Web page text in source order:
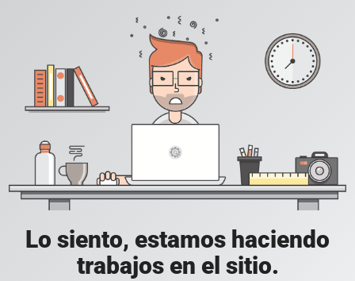
Lo siento, estamos haciendo
trabajos en el sitio.